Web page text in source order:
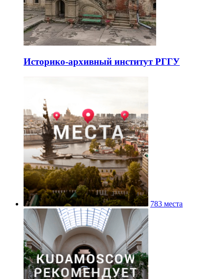
Историко-архивный институт РГГУ
783 места